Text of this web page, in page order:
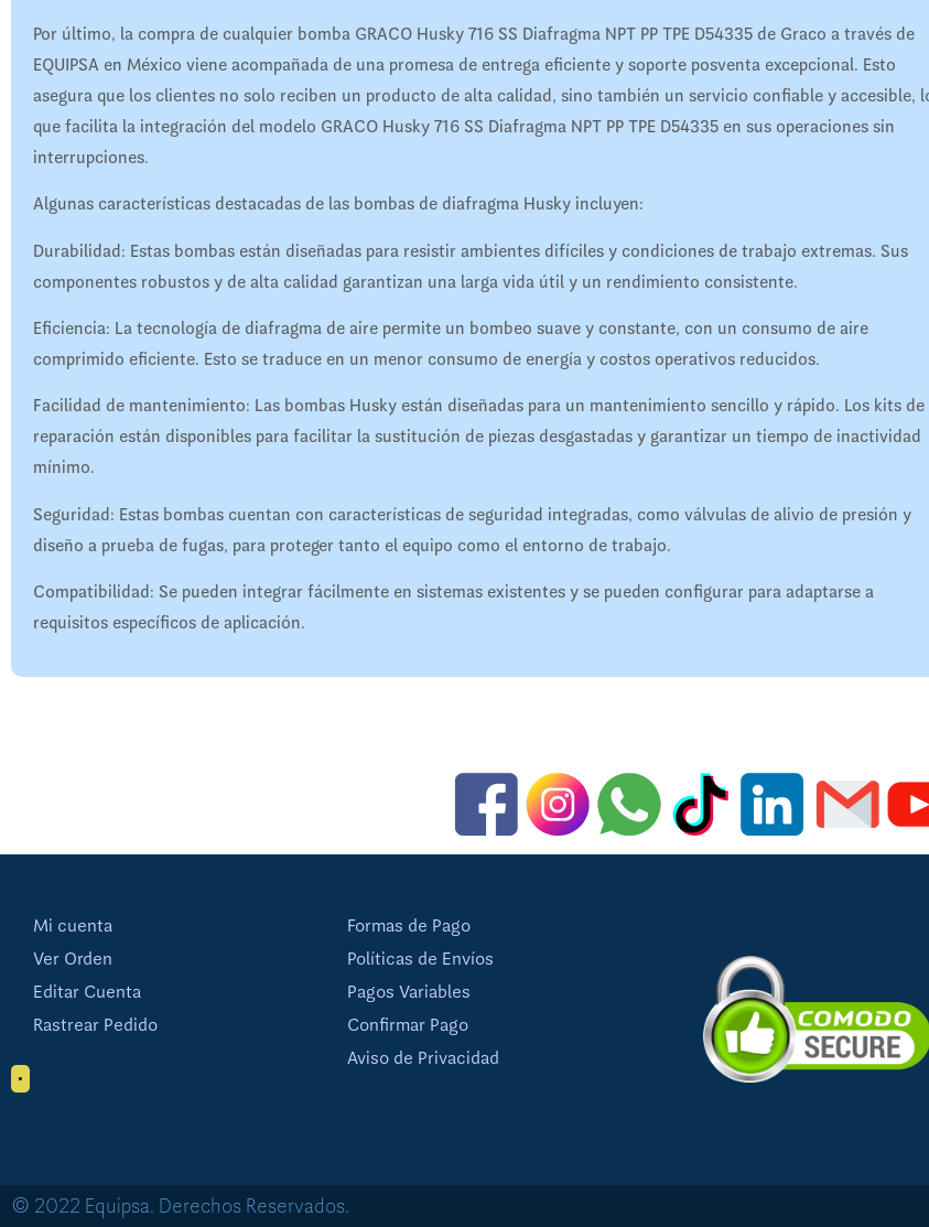
Por último, la compra de cualquier bomba GRACO Husky 716 SS Diafragma NPT PP TPE D54335 de Graco a través de
EQUIPSA en México viene acompañada de una promesa de entrega eficiente y soporte posventa excepcional. Esto
asegura que los clientes no solo reciben un producto de alta calidad, sino también un servicio confiable y accesible,
que facilita la integración del modelo GRACO Husky 716 SS Diafragma NPT PP TPE D54335 en sus operaciones sin
interrupciones.
Algunas características destacadas de las bombas de diafragma Husky incluyen:
Durabilidad: Estas bombas están diseñadas para resistir ambientes difíciles y condiciones de trabajo extremas. Sus
componentes robustos y de alta calidad garantizan una larga vida útil y un rendimiento consistente.
Eficiencia: La tecnología de diafragma de aire permite un bombeo suave y constante, con un consumo de aire
comprimido eficiente. Esto se traduce en un menor consumo de energía y costos operativos reducidos.
Facilidad de mantenimiento: Las bombas Husky están diseñadas para un mantenimiento sencillo y rápido. Los kits de
reparación están disponibles para facilitar la sustitución de piezas desgastadas y garantizar un tiempo de inactividad
mínimo.
Seguridad: Estas bombas cuentan con características de seguridad integradas, como válvulas de alivio de presión y
diseño a prueba de fugas, para proteger tanto el equipo como el entorno de trabajo.
Compatibilidad: Se pueden integrar fácilmente en sistemas existentes y se pueden configurar para adaptarse a
requisitos específicos de aplicación.
Mi cuenta
Ver Orden
Editar Cuenta
Rastrear Pedido
•
Formas de Pago
Políticas de Envíos
Pagos Variables
Confirmar Pago
Aviso de Privacidad
© 2022 Equipsa. Derechos Reservados.